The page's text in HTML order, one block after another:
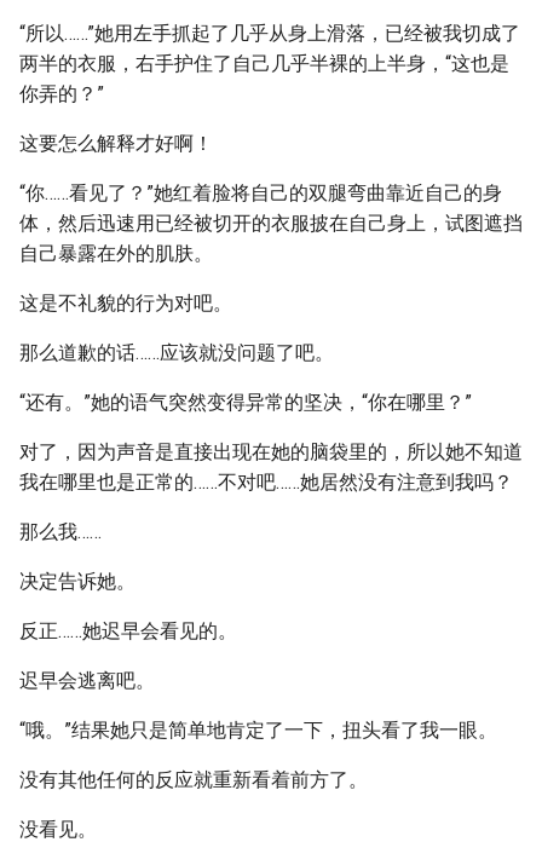
“所以……”她用左手抓起了几乎从身上滑落，已经被我切成了
两半的衣服，右手护住了自己几乎半裸的上半身，“这也是
你弄的？”
这要怎么解释才好啊！
“你……看见了？”她红着脸将自己的双腿弯曲靠近自己的身
体，然后迅速用已经被切开的衣服披在自己身上，试图遮挡
自己暴露在外的肌肤。
这是不礼貌的行为对吧。
那么道歉的话……应该就没问题了吧。
“还有。”她的语气突然变得异常的坚决，“你在哪里？”
对了，因为声音是直接出现在她的脑袋里的，所以她不知道
我在哪里也是正常的……不对吧……她居然没有注意到我吗？
那么我……
决定告诉她。
反正……她迟早会看见的。
迟早会逃离吧。
“哦。”结果她只是简单地肯定了一下，扭头看了我一眼。
没有其他任何的反应就重新看着前方了。
没看见。